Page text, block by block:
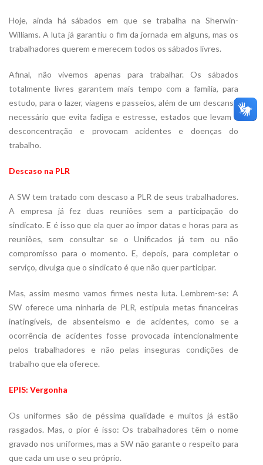
Hoje, ainda há sábados em que se trabalha na Sherwin-
Williams. A luta já garantiu o fim da jornada em alguns, mas os
trabalhadores querem e merecem todos os sábados livres.
Afinal, não vivemos apenas para trabalhar. Os sábados
totalmente livres garantem mais tempo com a família, para
estudo, para o lazer, viagens e passeios, além de um descanso
necessário que evita fadiga e estresse, estados que levam a
desconcentração e provocam acidentes e doenças do
trabalho.
Descaso na PLR
A SW tem tratado com descaso a PLR de seus trabalhadores.
A empresa já fez duas reuniões sem a participação do
sindicato. E é isso que ela quer ao impor datas e horas para as
reuniões, sem consultar se o Unificados já tem ou não
compromisso para o momento. E, depois, para completar o
serviço, divulga que o sindicato é que não quer participar.
Mas, assim mesmo vamos firmes nesta luta. Lembrem-se: A
SW oferece uma ninharia de PLR, estipula metas financeiras
inatingíveis, de absenteísmo e de acidentes, como se a
ocorrência de acidentes fosse provocada intencionalmente
pelos trabalhadores e não pelas inseguras condições de
trabalho que ela oferece.
EPIS: Vergonha
Os uniformes são de péssima qualidade e muitos já estão
rasgados. Mas, o pior é isso: Os trabalhadores têm o nome
gravado nos uniformes, mas a SW não garante o respeito para
que cada um use o seu próprio.